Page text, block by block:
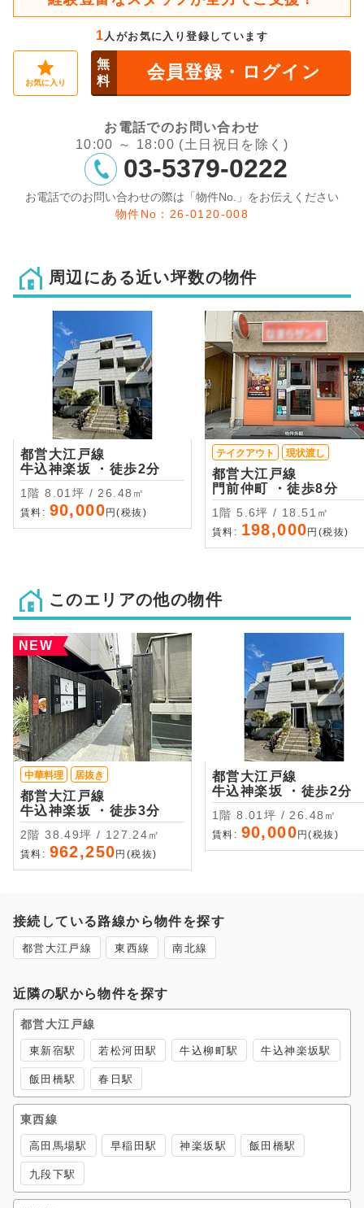
1人がお気に入り登録しています
お気に入り
無
料
会員登録・ログイン
お電話でのお問い合わせ
10:00 ～ 18:00 (土日祝日を除く)
03-5379-0222
お電話でのお問い合わせの際は「物件No.」をお伝えください
物件No：26-0120-008
周辺にある近い坪数の物件
都営大江戸線
牛込神楽坂 ・徒歩2分
1階 8.01坪 / 26.48㎡
賃料: 90,000 円(税抜)
テイクアウト 現状渡し
都営大江戸線
門前仲町 ・徒歩8分
1階 5.6坪 / 18.51㎡
賃料: 198,000 円(税抜)
このエリアの他の物件
NEW
中華料理 居抜き
都営大江戸線
牛込神楽坂 ・徒歩3分
2階 38.49坪 / 127.24㎡
賃料: 962,250 円(税抜)
都営大江戸線
牛込神楽坂 ・徒歩2分
1階 8.01坪 / 26.48㎡
賃料: 90,000 円(税抜)
接続している路線から物件を探す
都営大江戸線 東西線 南北線
近隣の駅から物件を探す
都営大江戸線
東新宿駅 若松河田駅 牛込柳町駅 牛込神楽坂駅
飯田橋駅 春日駅
東西線
高田馬場駅 早稲田駅 神楽坂駅 飯田橋駅
九段下駅